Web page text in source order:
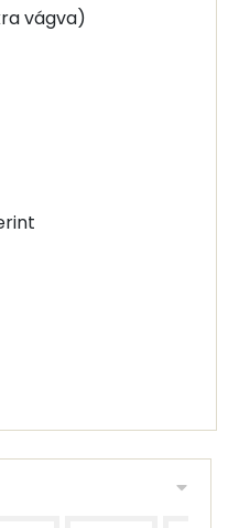
vágva)